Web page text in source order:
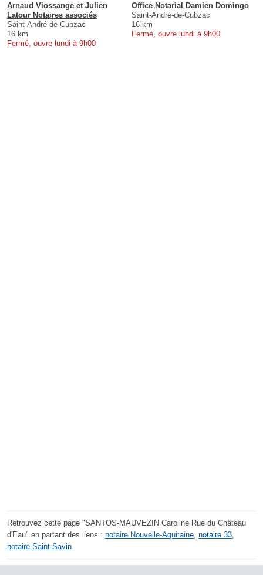
Arnaud Viossange et Julien
Latour Notaires associés
Saint-André-de-Cubzac
16 km
Fermé, ouvre lundi à 9h00
Office Notarial Damien Domingo
Saint-André-de-Cubzac
16 km
Fermé, ouvre lundi à 9h00
Retrouvez cette page "SANTOS-MAUVEZIN Caroline Rue du Château
d'Eau" en partant des liens : notaire Nouvelle-Aquitaine notaire 33
notaire Saint-Savin